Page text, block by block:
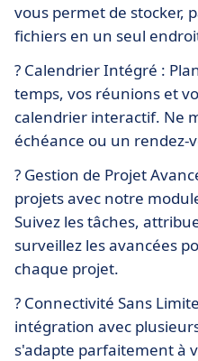
vous permet de stocker,
fichiers en un seul
?️ Calendrier Intégré :
temps, vos réunions et
calendrier interactif. Ne
échéance ou un rendez-
? Gestion de Projet
projets avec notre
Suivez les tâches,
surveillez les avancées
chaque projet.
? Connectivité Sans
intégration avec
s'adapte parfaitement à